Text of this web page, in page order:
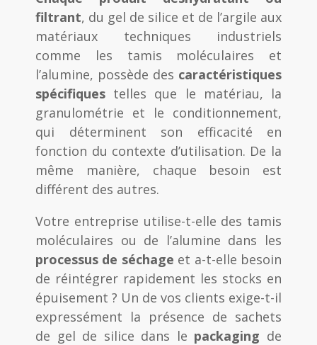
filtrant, du gel de silice et de l’argile aux
matériaux techniques industriels
comme les tamis moléculaires et
l’alumine, possède des caractéristiques
spécifiques telles que le matériau, la
granulométrie et le conditionnement,
qui déterminent son efficacité en
fonction du contexte d’utilisation. De la
même manière, chaque besoin est
différent des autres.
Votre entreprise utilise-t-elle des tamis
moléculaires ou de l’alumine dans les
processus de séchage et a-t-elle besoin
de réintégrer rapidement les stocks en
épuisement ? Un de vos clients exige-t-il
expressément la présence de sachets
de gel de silice dans le packaging de